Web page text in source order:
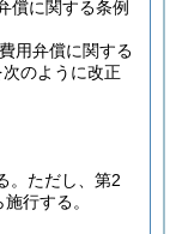
償に関する条例
用弁償に関する
のように改正
ただし、第2
行する。